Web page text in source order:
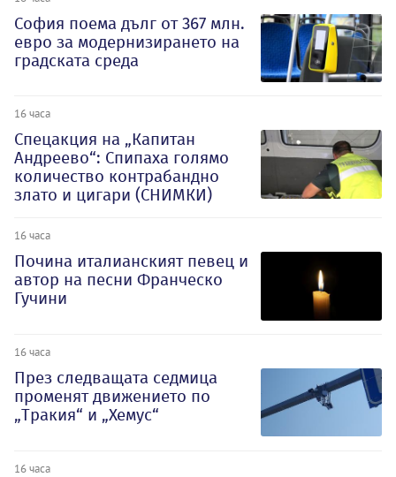
София поема дълг от 367 млн.
евро за модернизирането на
градската среда
16 часа
Спецакция на „Капитан
Андреево“: Спипаха голямо
количество контрабандно
злато и цигари (СНИМКИ)
16 часа
Почина италианският певец и
автор на песни Франческо
Гучини
16 часа
През следващата седмица
променят движението по
„Тракия“ и „Хемус“
16 часа